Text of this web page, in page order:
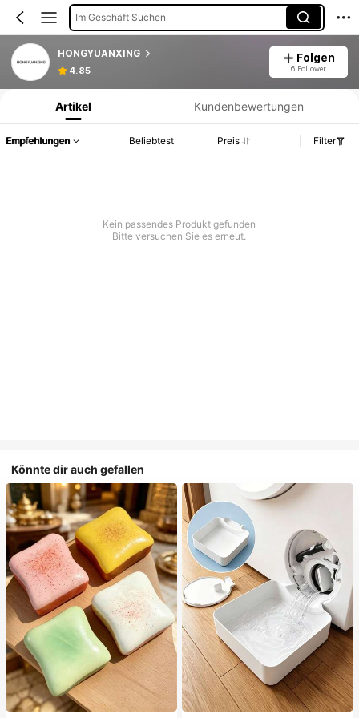
Im Geschäft Suchen
HONGYUANXING
4.85
Folgen
6 Follower
Produktinformation: Preisangabe, Verkaufs- und Lagerbestandsdetails.
Artikel Kundenbewertungen
Empfehlungen Beliebtest Preis Filter
Kein passendes Produkt gefunden
Bitte versuchen Sie es erneut.
Könnte dir auch gefallen